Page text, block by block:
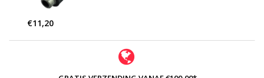
€11,20